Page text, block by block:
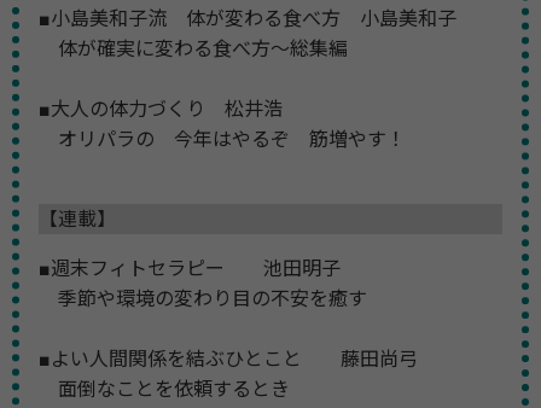
■小島美和子流 体が変わる食べ方 小島美和子
体が確実に変わる食べ方～総集編
■大人の体力づくり 松井浩
オリパラの 今年はやるぞ 筋増やす！
【連載】
■週末フィトセラピー 池田明子
季節や環境の変わり目の不安を癒す
■よい人間関係を結ぶひとこと 藤田尚弓
面倒なことを依頼するとき